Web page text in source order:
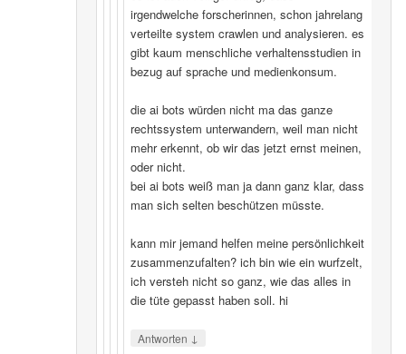
irgendwelche forscherinnen, schon jahrelang
verteilte system crawlen und analysieren. es
gibt kaum menschliche verhaltensstudien in
bezug auf sprache und medienkonsum.
die ai bots würden nicht ma das ganze
rechtssystem unterwandern, weil man nicht
mehr erkennt, ob wir das jetzt ernst meinen,
oder nicht.
bei ai bots weiß man ja dann ganz klar, dass
man sich selten beschützen müsste.
kann mir jemand helfen meine persönlichkeit
zusammenzufalten? ich bin wie ein wurfzelt,
ich versteh nicht so ganz, wie das alles in
die tüte gepasst haben soll. hi
Antworten ↓